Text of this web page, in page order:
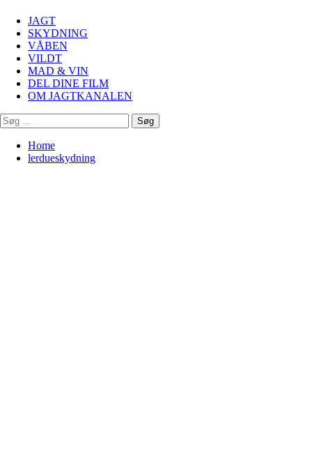
JAGT
SKYDNING
VÅBEN
VILDT
MAD & VIN
DEL DINE FILM
OM JAGTKANALEN
Søg
efter:
Home
lerdueskydning